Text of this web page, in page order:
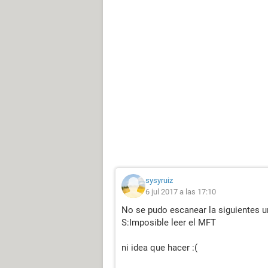
sysyruiz
6 jul 2017 a las 17:10
No se pudo escanear la siguientes
S:Imposible leer el MFT
ni idea que hacer :(